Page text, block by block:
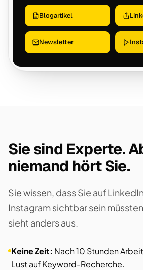
Blogartikel
Newsletter
Sie sind Experte.
niemand hört Sie.
Sie wissen, dass Sie auf
Instagram sichtbar sein
sieht anders aus.
Keine Zeit: Nach 10 Stunden
Lust auf Keyword-Recherche.